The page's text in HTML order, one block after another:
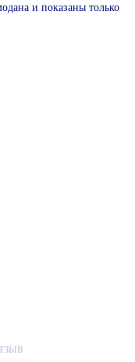
и показаны только